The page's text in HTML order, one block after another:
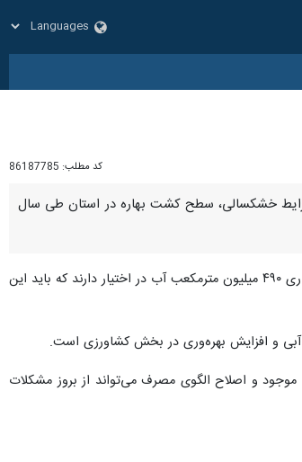
کد مطلب: 86187785